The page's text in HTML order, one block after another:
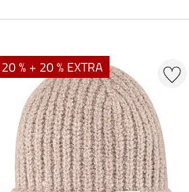
20 % + 20 % EXTRA